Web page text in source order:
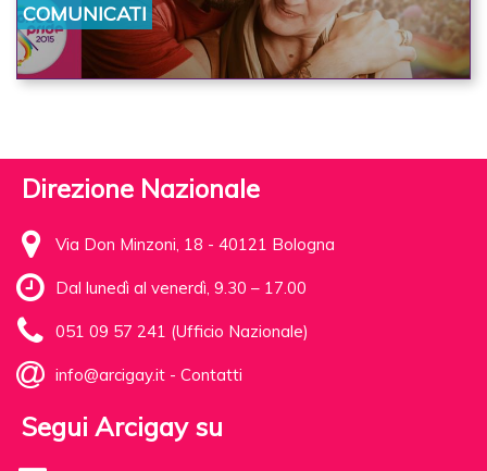
COMUNICATI
Direzione Nazionale
Via Don Minzoni, 18 - 40121 Bologna
Dal lunedì al venerdì, 9.30 – 17.00
051 09 57 241 (Ufficio Nazionale)
info@arcigay.it - Contatti
Segui Arcigay su